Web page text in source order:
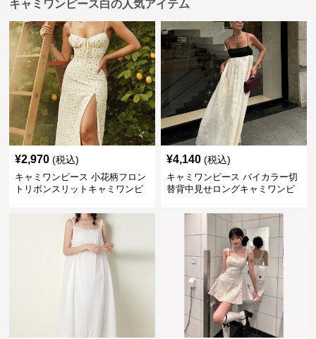
キャミワンピース白の人気アイテム
¥2,970 (税込)
キャミワンピース 小花柄フロン
トリボンスリットキャミワンピ
¥4,140 (税込)
キャミワンピース バイカラー切
替背中見せロングキャミワンピ